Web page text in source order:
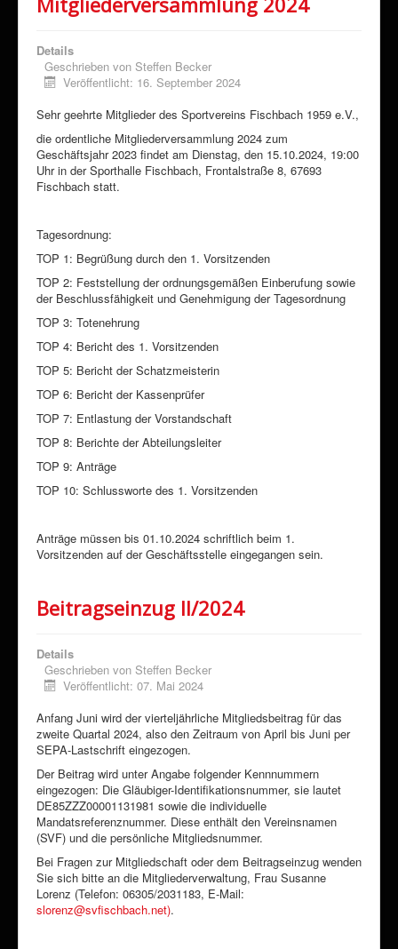
Details
Geschrieben von Steffen Becker
Veröffentlicht: 16. September 2024
Sehr geehrte Mitglieder des Sportvereins Fischbach 1959 e.V.,
die ordentliche Mitgliederversammlung 2024 zum
Geschäftsjahr 2023 findet am Dienstag, den 15.10.2024, 19:00
Uhr in der Sporthalle Fischbach, Frontalstraße 8, 67693
Fischbach statt.
Tagesordnung:
TOP 1: Begrüßung durch den 1. Vorsitzenden
TOP 2: Feststellung der ordnungsgemäßen Einberufung sowie
der Beschlussfähigkeit und Genehmigung der Tagesordnung
TOP 3: Totenehrung
TOP 4: Bericht des 1. Vorsitzenden
TOP 5: Bericht der Schatzmeisterin
TOP 6: Bericht der Kassenprüfer
TOP 7: Entlastung der Vorstandschaft
TOP 8: Berichte der Abteilungsleiter
TOP 9: Anträge
TOP 10: Schlussworte des 1. Vorsitzenden
Anträge müssen bis 01.10.2024 schriftlich beim 1.
Vorsitzenden auf der Geschäftsstelle eingegangen sein.
Beitragseinzug II/2024
Details
Geschrieben von Steffen Becker
Veröffentlicht: 07. Mai 2024
Anfang Juni wird der vierteljährliche Mitgliedsbeitrag für das
zweite Quartal 2024, also den Zeitraum von April bis Juni per
SEPA-Lastschrift eingezogen.
Der Beitrag wird unter Angabe folgender Kennnummern
eingezogen: Die Gläubiger-Identifikationsnummer, sie lautet
DE85ZZZ00001131981 sowie die individuelle
Mandatsreferenznummer. Diese enthält den Vereinsnamen
(SVF) und die persönliche Mitgliedsnummer.
Bei Fragen zur Mitgliedschaft oder dem Beitragseinzug wenden
Sie sich bitte an die Mitgliederverwaltung, Frau Susanne
Lorenz (Telefon: 06305/2031183, E-Mail:
slorenz@svfischbach.net).